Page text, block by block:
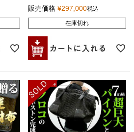
販売価格 ¥297,000税込
在庫切れ